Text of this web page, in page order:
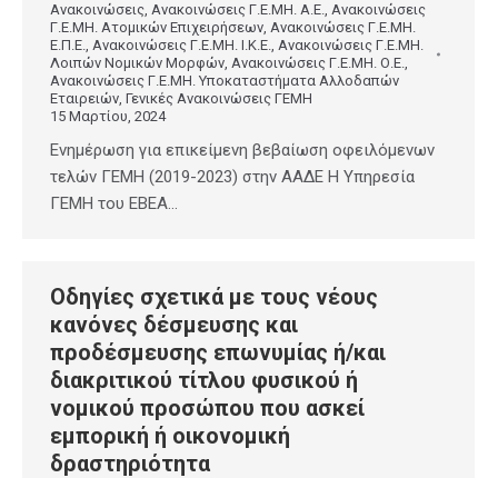
Ανακοινώσεις, Ανακοινώσεις Γ.Ε.ΜΗ. Α.Ε., Ανακοινώσεις
Γ.Ε.ΜΗ. Ατομικών Επιχειρήσεων, Ανακοινώσεις Γ.Ε.ΜΗ.
Ε.Π.Ε., Ανακοινώσεις Γ.Ε.ΜΗ. Ι.Κ.Ε., Ανακοινώσεις Γ.Ε.ΜΗ.
Λοιπών Νομικών Μορφών, Ανακοινώσεις Γ.Ε.ΜΗ. Ο.Ε.,
Ανακοινώσεις Γ.Ε.ΜΗ. Υποκαταστήματα Αλλοδαπών
Εταιρειών, Γενικές Ανακοινώσεις ΓΕΜΗ
15 Μαρτίου, 2024
Ενημέρωση για επικείμενη βεβαίωση οφειλόμενων
τελών ΓΕΜΗ (2019-2023) στην ΑΑΔΕ Η Υπηρεσία
ΓΕΜΗ του ΕΒΕΑ…
Οδηγίες σχετικά με τους νέους
κανόνες δέσμευσης και
προδέσμευσης επωνυμίας ή/και
διακριτικού τίτλου φυσικού ή
νομικού προσώπου που ασκεί
εμπορική ή οικονομική
δραστηριότητα